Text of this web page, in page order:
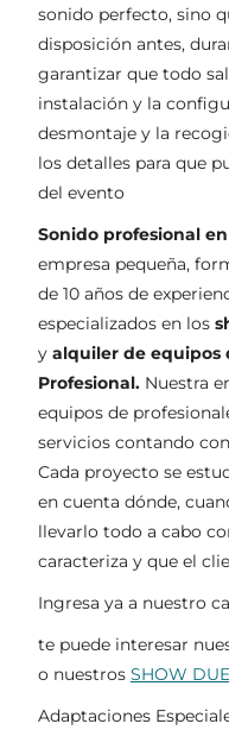
sonido perfecto, sino
disposición antes,
garantizar que todo
instalación y la
desmontaje y la
los detalles para que
del evento
Sonido profesional
empresa pequeña,
de 10 años de
especializados en los
y alquiler de equipos
Profesional. Nuestra
equipos de
servicios contando
Cada proyecto se
en cuenta dónde,
llevarlo todo a cabo
caracteriza y que el
Ingresa ya a nuestro
te puede interesar
o nuestros SHOW
Adaptaciones